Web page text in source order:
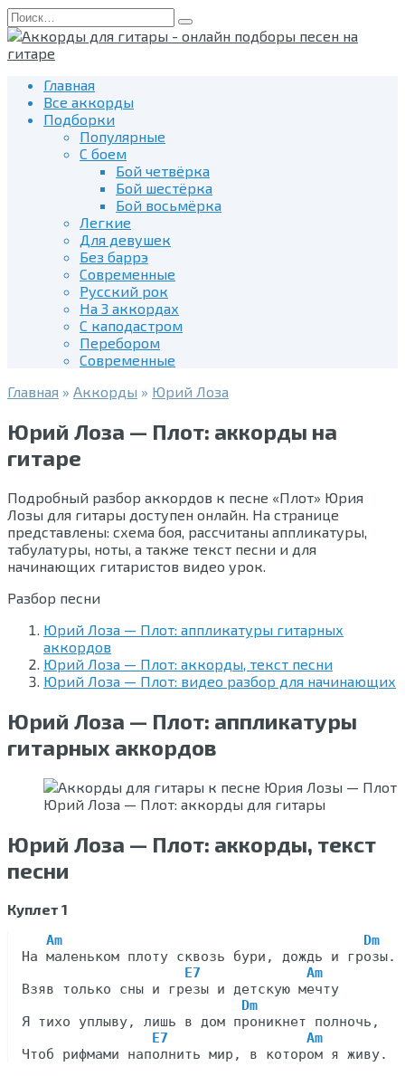
Перейти
к
содержанию
Search
for:
Главная
Все аккорды
Подборки
Популярные
С боем
Бой четвёрка
Бой шестёрка
Бой восьмёрка
Легкие
Для девушек
Без баррэ
Современные
Русский рок
На 3 аккордах
С каподастром
Перебором
Современные
Главная » Аккорды » Юрий Лоза
Юрий Лоза — Плот: аккорды на
гитаре
Подробный разбор аккордов к песне «Плот» Юрия
Лозы для гитары доступен онлайн. На странице
представлены: схема боя, рассчитаны аппликатуры,
табулатуры, ноты, а также текст песни и для
начинающих гитаристов видео урок.
Разбор песни
Юрий Лоза — Плот: аппликатуры гитарных
аккордов
Юрий Лоза — Плот: аккорды, текст песни
Юрий Лоза — Плот: видео разбор для начинающих
Юрий Лоза — Плот: аппликатуры
гитарных аккордов
Юрий Лоза — Плот: аккорды для гитары
Юрий Лоза — Плот: аккорды, текст
песни
Куплет 1
Am                                     Dm
На маленьком плоту сквозь бури, дождь и грозы.
E7             Am
Взяв только сны и грезы и детскую мечту
Dm
Я тиxo уплывy, лишь в дoм пpoникнeт пoлнoчь,
E7                 Am